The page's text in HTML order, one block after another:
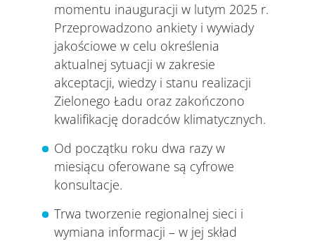
momentu inauguracji w lutym 2025 r.
Przeprowadzono ankiety i wywiady
jakościowe w celu określenia
aktualnej sytuacji w zakresie
akceptacji, wiedzy i stanu realizacji
Zielonego Ładu oraz zakończono
kwalifikację doradców klimatycznych.
Od początku roku dwa razy w
miesiącu oferowane są cyfrowe
konsultacje.
Trwa tworzenie regionalnej sieci i
wymiana informacji – w jej skład